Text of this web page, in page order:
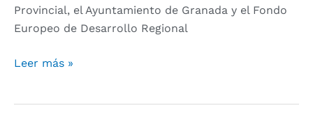
Provincial, el Ayuntamiento de Granada y el Fondo
Europeo de Desarrollo Regional
Leer más »